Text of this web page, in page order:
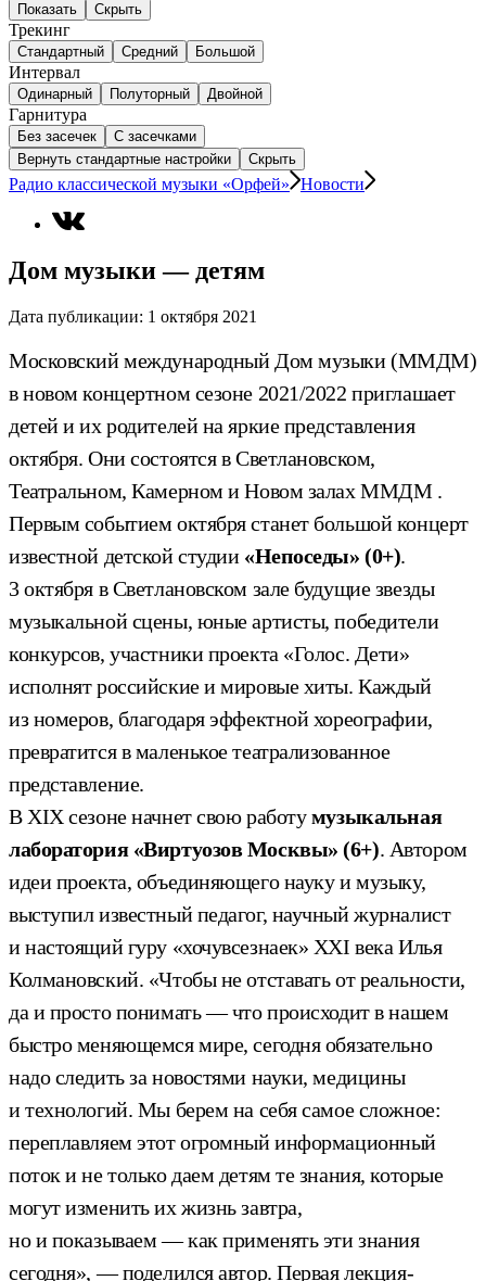
Показать Скрыть
Трекинг
Стандартный Средний Большой
Интервал
Одинарный Полуторный Двойной
Гарнитура
Без засечек
С засечками
Вернуть стандартные настройки
Скрыть
Радио классической музыки «Орфей» Новости
Дом музыки — детям
Дата публикации: 1 октября 2021
Московский международный Дом музыки (ММДМ)
в новом концертном сезоне 2021/2022 приглашает
детей и их родителей на яркие представления
октября. Они состоятся в Светлановском,
Театральном, Камерном и Новом залах ММДМ .
Первым событием октября станет большой концерт
известной детской студии «Непоседы» (0+).
3 октября в Светлановском зале будущие звезды
музыкальной сцены, юные артисты, победители
конкурсов, участники проекта «Голос. Дети»
исполнят российские и мировые хиты. Каждый
из номеров, благодаря эффектной хореографии,
превратится в маленькое театрализованное
представление.
В ХIX сезоне начнет свою работумузыкальная
лаборатория «Виртуозов Москвы» (6+). Автором
идеи проекта, объединяющего науку и музыку,
выступил известный педагог, научный журналист
и настоящий гуру «хочувсезнаек» XXI века Илья
Колмановский. «Чтобы не отставать от реальности,
да и просто понимать — что происходит в нашем
быстро меняющемся мире, сегодня обязательно
надо следить за новостями науки, медицины
и технологий. Мы берем на себя самое сложное:
переплавляем этот огромный информационный
поток и не только даем детям те знания, которые
могут изменить их жизнь завтра,
но и показываем — как применять эти знания
сегодня», — поделился автор. Первая лекция-